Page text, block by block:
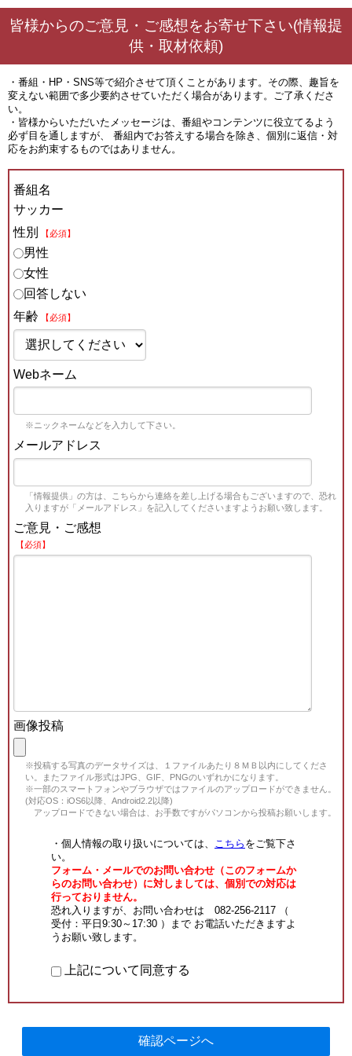
皆様からのご意見・ご感想をお寄せ下さい(情報提
供・取材依頼)
・番組・HP・SNS等で紹介させて頂くことがあります。その際、趣旨を
変えない範囲で多少要約させていただく場合があります。ご了承くださ
い。
・皆様からいただいたメッセージは、番組やコンテンツに役立てるよう
必ず目を通しますが、 番組内でお答えする場合を除き、個別に返信・対
応をお約束するものではありません。
番組名
サッカー
性別
【必須】
男性
女性
回答しない
年齢
【必須】
Webネーム
※ニックネームなどを入力して下さい。
メールアドレス
「情報提供」の方は、こちらから連絡を差し上げる場合もございますので、恐れ
入りますが「メールアドレス」を記入してくださいますようお願い致します。
ご意見・ご感想
【必須】
画像投稿
※投稿する写真のデータサイズは、１ファイルあたり８ＭＢ以内にしてくださ
い。またファイル形式はJPG、GIF、PNGのいずれかになります。
※一部のスマートフォンやブラウザではファイルのアップロードができません。
(対応OS：iOS6以降、Android2.2以降)
アップロードできない場合は、お手数ですがパソコンから投稿お願いします。
・個人情報の取り扱いについては、 こちら をご覧下さ
い。
フォーム・メールでのお問い合わせ（このフォームか
らのお問い合わせ）に対しましては、個別での対応は
行っておりません。
恐れ入りますが、お問い合わせは 082-256-2117 （
受付：平日9:30～17:30 ）まで お電話いただきますよ
うお願い致します。
上記について同意する
確認ページへ